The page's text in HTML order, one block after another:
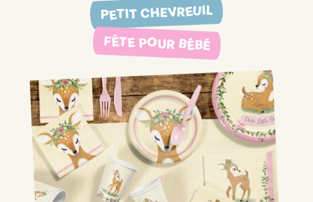
PETIT CHEVREUIL
FÊTE POUR BÉBÉ